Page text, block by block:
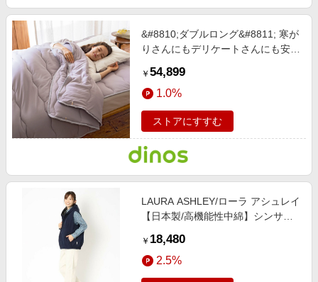
&#8810;ダブルロング&#8811; 寒が
りさんにもデリケートさんにも安心
団シリーズ 2枚合わせ掛け布団 ム
ーングレー 【通販】
￥ 54,899
1.0%
ストアにすすむ
LAURA ASHLEY/ローラ アシュレイ
【日本製/高機能性中綿】シンサレ
38(M)
￥ 18,480
2.5%